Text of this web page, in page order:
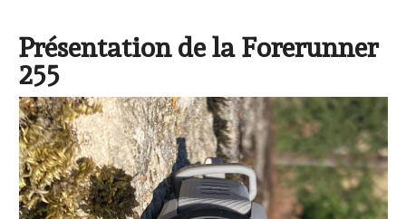
Présentation de la Forerunner
255